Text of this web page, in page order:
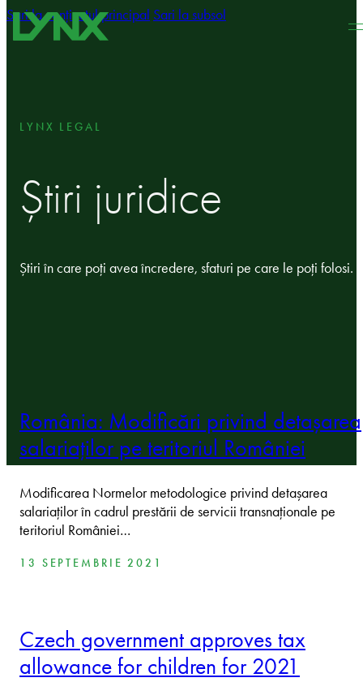
Sari la conținutul principal Sari la subsol
LYNX LEGAL
Știri juridice
Știri în care poți avea încredere, sfaturi pe care le poți folosi.
România: Modificări privind detașarea
salariaților pe teritoriul României
Modificarea Normelor metodologice privind detașarea
salariaților în cadrul prestării de servicii transnaționale pe
teritoriul României…
13 SEPTEMBRIE 2021
Czech government approves tax
allowance for children for 2021